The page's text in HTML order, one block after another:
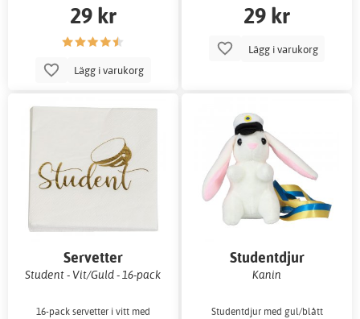
29 kr
Lägg i varukorg
29 kr
Lägg i varukorg
Servetter
Student - Vit/Guld - 16-pack
16-pack servetter i vitt med
Studentdjur
Kanin
Studentdjur med gul/blått